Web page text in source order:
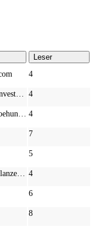
Leser
4
4
4
7
5
4
6
8